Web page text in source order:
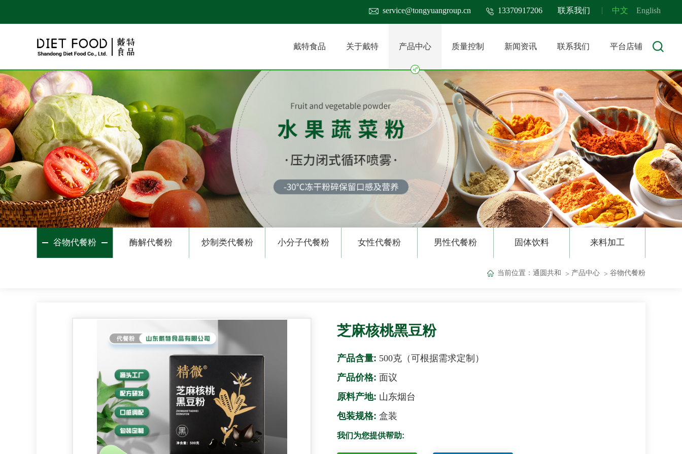
service@tongyuangroup.cn 13370917206 联系我们 中文 English
戴特食品 关于戴特 产品中心 质量控制 新闻资讯 联系我们 平台店铺
谷物代餐粉 酶解代餐粉 炒制类代餐粉 小分子代餐粉 女性代餐粉 男性代餐粉 固体饮料 来料加工
当前位置： 通圆共和 产品中心 谷物代餐粉
芝麻核桃黑豆粉
产品含量: 500克（可根据需求定制）
产品价格: 面议
原料产地: 山东烟台
包装规格: 盒装
我们为您提供帮助: